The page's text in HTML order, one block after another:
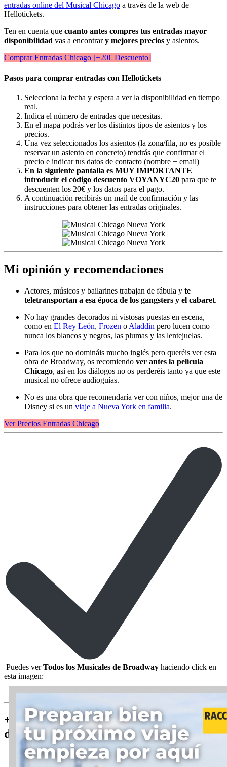
entradas online del Musical Chicago a través de la web de
Hellotickets.
Ten en cuenta que cuanto antes compres tus entradas mayor
disponibilidad vas a encontrary mejores precios y asientos.
Comprar Entradas Chicago [+20€ Descuento]
Pasos para comprar entradas con Hellotickets
Selecciona la fecha y espera a ver la disponibilidad en tiempo
real.
Indica el número de entradas que necesitas.
En el mapa podrás ver los distintos tipos de asientos y los
precios.
Una vez seleccionados los asientos (la zona/fila, no es posible
reservar un asiento en concreto) tendrás que confirmar el
precio e indicar tus datos de contacto (nombre + email)
En la siguiente pantalla es MUY IMPORTANTE
introducir el código descuento VOYANYC20 para que te
descuenten los 20€ y los datos para el pago.
A continuación recibirás un mail de confirmación y las
instrucciones para obtener las entradas originales.
Mi opinión y recomendaciones
Actores, músicos y bailarines trabajan de fábula y te
teletransportan a esa época de los gangsters y el cabaret.
No hay grandes decorados ni vistosas puestas en escena,
como en El Rey León, Frozen o Aladdin pero lucen como
nunca los blancos y negros, las plumas y las lentejuelas.
Para los que no domináis mucho inglés pero queréis ver esta
obra de Broadway, os recomiendo ver antes la película
Chicago, así en los diálogos no os perderéis tanto ya que este
musical no ofrece audioguías.
No es una obra que recomendaría ver con niños, mejor una de
Disney si es un viaje a Nueva York en familia.
Ver Precios Entradas Chicago
Puedes verTodos los Musicales de Broadway haciendo click en
esta imagen:
+ Experiencias únicas en NY con
descuento